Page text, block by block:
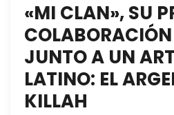
«MI CLAN», SU
JUNTO A UN
LATINO: EL
KILLAH